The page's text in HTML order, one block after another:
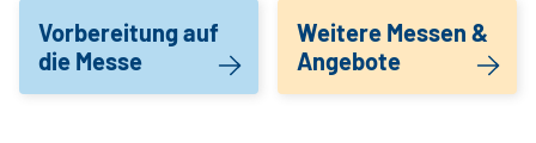
Vorbereitung auf
die Messe
Weitere Messen &
Angebote